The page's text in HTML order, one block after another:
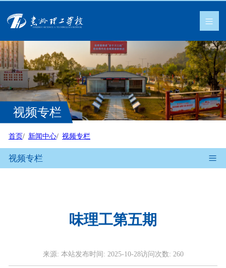
视频专栏
首页 新闻中心 视频专栏
视频专栏
味理工第五期
来源: 本站发布时间: 2025-10-28访问次数: 260